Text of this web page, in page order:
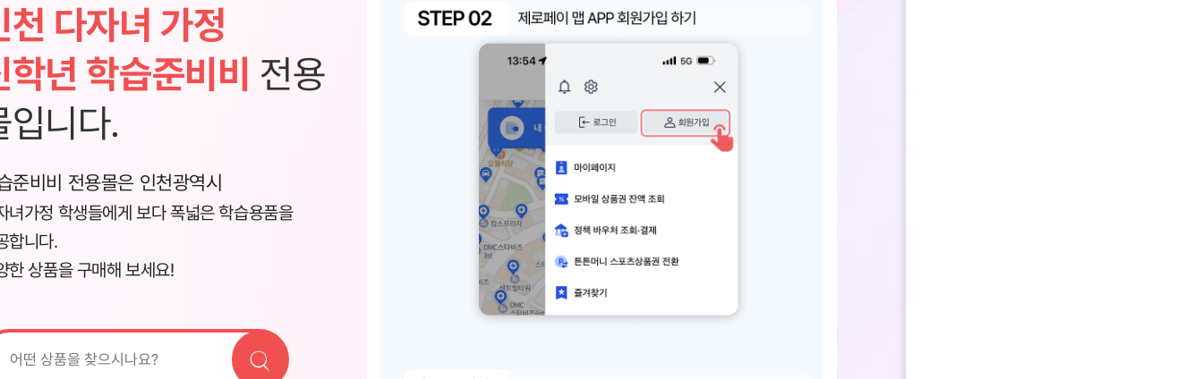
천 다자녀 가정
학년 학습준비비 전용
입니다.
준비비 전용몰은 인천광역시
녀가정 학생들에게 보다 폭넓은 학습용품을
합니다.
한 상품을 구매해 보세요!